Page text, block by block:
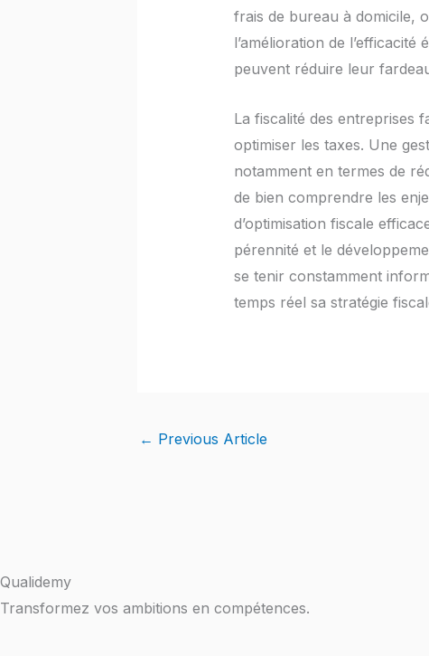
frais de bureau à domicile,
l’amélioration de
peuvent réduire leur
La fiscalité des entreprises
optimiser les taxes. Une
notamment en termes de
de bien comprendre les
d’optimisation fiscale
pérennité et le
se tenir constamment
temps réel sa stratégie
← Previous Article
Qualidemy
Transformez vos ambitions en compétences.